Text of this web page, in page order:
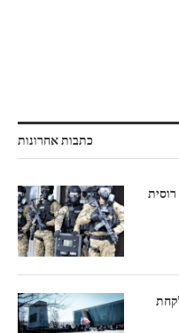
כתבות אחרונות